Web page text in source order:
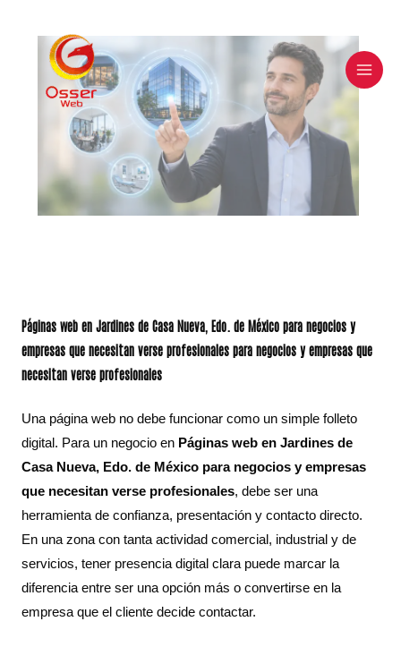
Páginas web en Jardines de Casa Nueva , Edo. de México para negocios y
empresas que necesitan verse profesionales para negocios y empresas que
necesitan verse profesionales
Una página web no debe funcionar como un simple folleto
digital. Para un negocio en Páginas web en Jardines de
Casa Nueva, Edo. de México para negocios y empresas
que necesitan verse profesionales, debe ser una
herramienta de confianza, presentación y contacto directo.
En una zona con tanta actividad comercial, industrial y de
servicios, tener presencia digital clara puede marcar la
diferencia entre ser una opción más o convertirse en la
empresa que el cliente decide contactar.